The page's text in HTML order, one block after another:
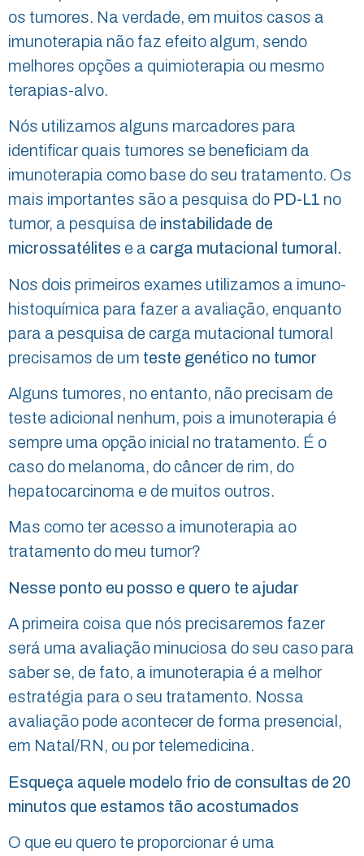
os tumores. Na verdade, em muitos casos a
imunoterapia não faz efeito algum, sendo
melhores opções a quimioterapia ou mesmo
terapias-alvo.
Nós utilizamos alguns marcadores para
identificar quais tumores se beneficiam da
imunoterapia como base do seu tratamento. Os
mais importantes são a pesquisa do PD-L1 no
tumor, a pesquisa de instabilidade de
microssatélites e a carga mutacional tumoral.
Nos dois primeiros exames utilizamos a imuno-
histoquímica para fazer a avaliação, enquanto
para a pesquisa de carga mutacional tumoral
precisamos de um teste genético no tumor
Alguns tumores, no entanto, não precisam de
teste adicional nenhum, pois a imunoterapia é
sempre uma opção inicial no tratamento. É o
caso do melanoma, do câncer de rim, do
hepatocarcinoma e de muitos outros.
Mas como ter acesso a imunoterapia ao
tratamento do meu tumor?
Nesse ponto eu posso e quero te ajudar
A primeira coisa que nós precisaremos fazer
será uma avaliação minuciosa do seu caso para
saber se, de fato, a imunoterapia é a melhor
estratégia para o seu tratamento. Nossa
avaliação pode acontecer de forma presencial,
em Natal/RN, ou por telemedicina.
Esqueça aquele modelo frio de consultas de 20
minutos que estamos tão acostumados
O que eu quero te proporcionar é uma